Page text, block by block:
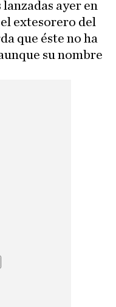
ayer en
extesorero del
que éste no ha
su nombre